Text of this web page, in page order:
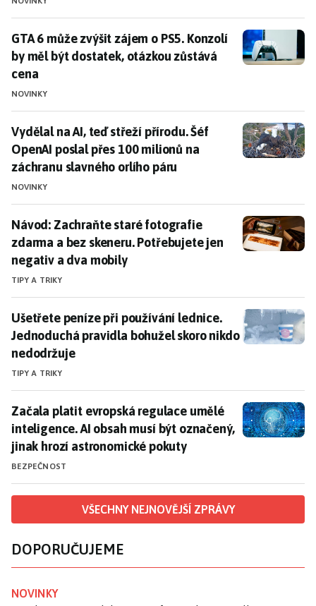
GTA 6 může zvýšit zájem o PS5. Konzolí by měl být
GTA 6 může zvýšit zájem o PS5. Konzolí
by měl být dostatek, otázkou zůstává
cena
NOVINKY
Vydělal na AI, teď střeží přírodu. Šéf OpenAI poslal
Vydělal na AI, teď střeží přírodu. Šéf
OpenAI poslal přes 100 milionů na
záchranu slavného orlího páru
NOVINKY
Návod: Zachraňte staré fotografie zdarma a bez
Návod: Zachraňte staré fotografie
zdarma a bez skeneru. Potřebujete jen
negativ a dva mobily
TIPY A TRIKY
Ušetřete peníze při používání lednice. Jednoduchá
Ušetřete peníze při používání lednice.
Jednoduchá pravidla bohužel skoro nikdo
nedodržuje
TIPY A TRIKY
Začala platit evropská regulace umělé inteligence.
Začala platit evropská regulace umělé
inteligence. AI obsah musí být označený,
jinak hrozí astronomické pokuty
BEZPEČNOST
VŠECHNY NEJNOVĚJŠÍ ZPRÁVY
DOPORUČUJEME
NOVINKY